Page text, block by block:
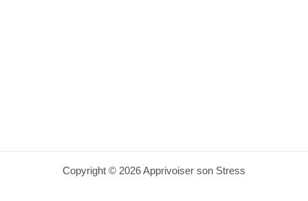
Copyright © 2026 Apprivoiser son Stress